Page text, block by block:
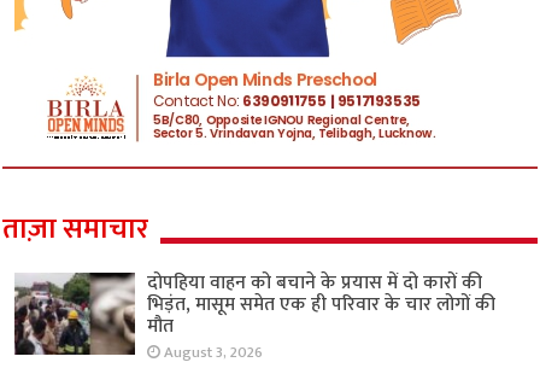
ताज़ा समाचार
दोपहिया वाहन को बचाने के प्रयास में दो कारों की
भिड़ंत, मासूम समेत एक ही परिवार के चार लोगों की
मौत
August 3, 2026